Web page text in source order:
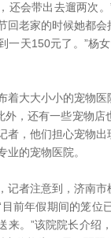
还会带出去遛两次
回老家的时候她都
一天150元了。”杨
大大小小的宠物医
外，还有一些宠物
者，他们担心宠物
业的宠物医院。
者注意到，济南市
目前年假期间的笼
来。”该院院长介绍